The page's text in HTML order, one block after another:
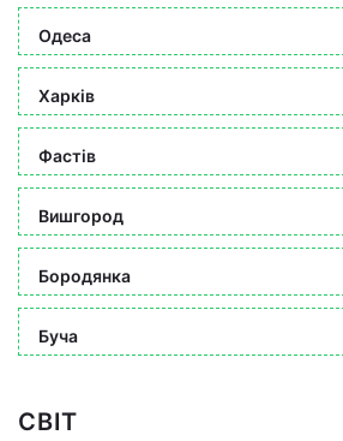
Одеса
Харків
Фастів
Вишгород
Бородянка
Буча
СВІТ